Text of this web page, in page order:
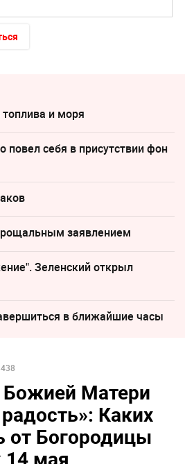
и моря
повел cебя в присутствии фон
заявлением
Зеленский открыл
в ближайшие часы
Матери
Каких
от Богородицы
14 мая